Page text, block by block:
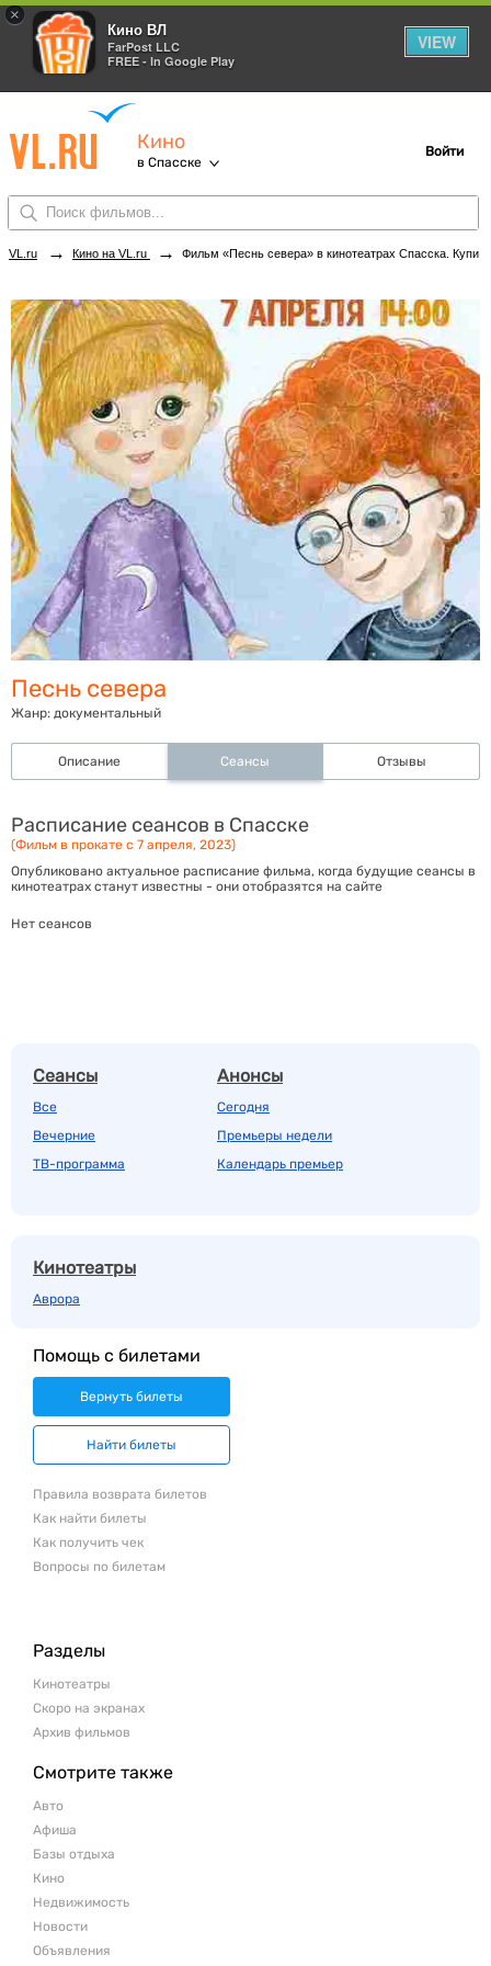
×
Кино ВЛ
FarPost LLC
FREE - In Google Play
VIEW
Кино
в Спасске
Войти
VL.ru → Кино на VL.ru → Фильм «Песнь севера» в кинотеатрах Спасска. Купить билеты!
Песнь севера
Жанр: документальный
Описание Сеансы Отзывы
Расписание сеансов в Спасске
(Фильм в прокате с 7 апреля, 2023)
Опубликовано актуальное расписание фильма, когда будущие сеансы в
кинотеатрах станут известны - они отобразятся на сайте
Нет сеансов
Сеансы
Все
Вечерние
ТВ-программа
Анонсы
Сегодня
Премьеры недели
Календарь премьер
Кинотеатры
Аврора
Помощь с билетами
Вернуть билеты
Найти билеты
Правила возврата билетов
Как найти билеты
Как получить чек
Вопросы по билетам
Разделы
Кинотеатры
Скоро на экранах
Архив фильмов
Смотрите также
Авто
Афиша
Базы отдыха
Кино
Недвижимость
Новости
Объявления